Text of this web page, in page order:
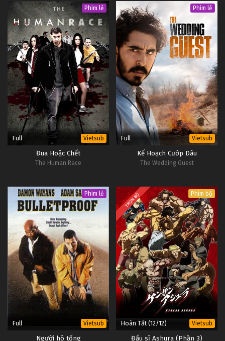
D.Gray-man Tập Tập 39
Tập Tập 39
D.Gray-man Tập Tập 38
Tập Tập 38
D.Gray-man Tập Tập 37
Tập Tập 37
D.Gray-man Tập Tập 36
Tập Tập 36
Tập Tập 35
D.Gray-man Tập Tập 34
Tập Tập 34
D.Gray-man Tập Tập 33
Tập Tập 33
D.Gray-man Tập Tập 32
D.Gray-man Tập Tập 31
Phim lẻ
Full Vietsub
Đua Hoặc Chết
The Human Race
Phim lẻ
Full Vietsub
Kế Hoạch Cướp Dâu
The Wedding Guest
Phim lẻ
Full Vietsub
Người hộ tống
TRỌN BỘ Phim bộ
Hoàn Tất (12/12) Vietsub
Đấu sĩ Ashura (Phần 3)